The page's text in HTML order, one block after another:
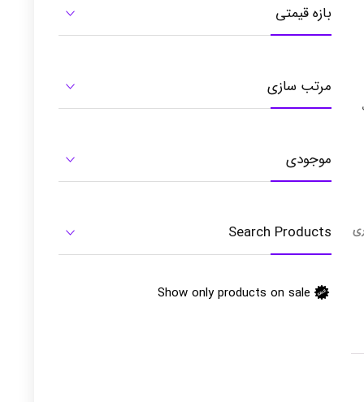
بازه قیمتی
مرتب سازی
موجودی
Search Products
Show only products on sale